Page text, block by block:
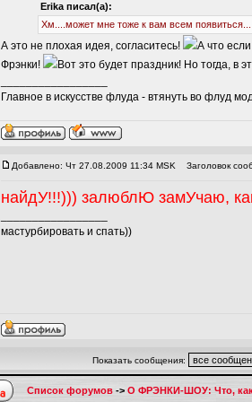
Erika писал(а):
Хм....может мне тоже к вам всем
А это не плохая идея, согласитесь!
А что
Фрэнки!
Вот это будет праздник! Но тогда, в
Главное в искусстве флуда - втянуть во флуд
Добавлено: Чт 27.08.2009 11:34 MSK Заголовок
найдУ!!!))) залюблЮ замУчаю,
мастурбировать и спать))
Показать сообщения:
Список форумов -> О ФРЭНКИ-ШОУ: Что,